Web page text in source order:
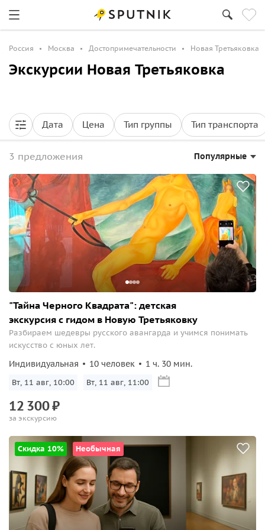
Россия Москва Достопримечательности Новая Третьяковка
Экскурсии Новая Третьяковка
Дата Цена Тип группы Тип транспорта
3 предложения Популярные
"Тайна Черного Квадрата": детская
экскурсия с гидом в Новую Третьяковку
Разбираем шедевры русского авангарда и учимся понимать
искусство с юных лет.
Индивидуальная 10 человек 1 ч. 30 мин.
Вт, 11 авг, 10:00 Вт, 11 авг, 11:00
12 300₽
за экскурсию
Скидка 10% Необычная